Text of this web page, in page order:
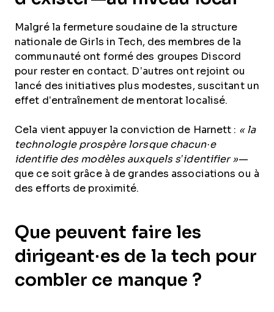
Malgré la fermeture soudaine de la structure
nationale de Girls in Tech, des membres de la
communauté ont formé des groupes Discord
pour rester en contact. D’autres ont rejoint ou
lancé des initiatives plus modestes, suscitant un
effet d’entraînement de mentorat localisé.
Cela vient appuyer la conviction de Harnett : « la
technologie prospère lorsque chacun·e
identifie des modèles auxquels s’identifier »—
que ce soit grâce à de grandes associations ou à
des efforts de proximité.
Que peuvent faire les
dirigeant·es de la tech pour
combler ce manque ?